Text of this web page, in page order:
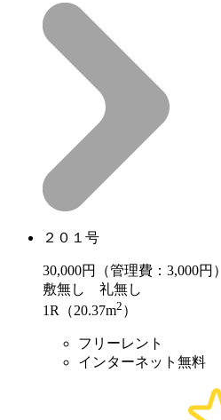
２０１号
30,000円（管理費：3,000円）
敷無し 礼無し
1R（20.37m2 ）
フリーレント
インターネット無料